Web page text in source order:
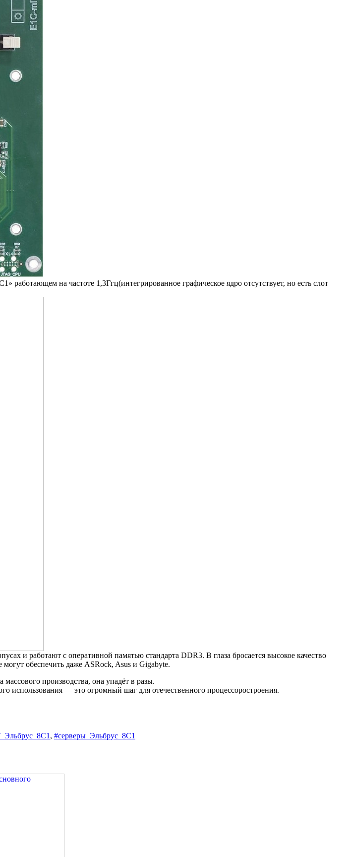
на частоте 1,3Ггц(интегрированное графическое ядро отсутствует, но есть слот
и работают с оперативной памятью стандарта DDR3. В глаза бросается высокое качество
обеспечить даже ASRock, Asus и Gigabyte.
производства, она упадёт в разы.
использования — это огромный шаг для отечественного процессоростроения.
, #серверы_Эльбрус_8С1